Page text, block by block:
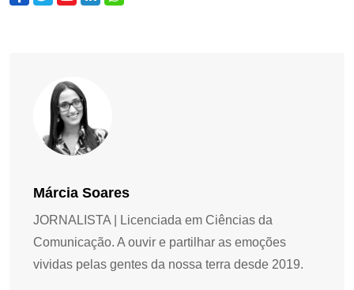
Márcia Soares
JORNALISTA | Licenciada em Ciências da
Comunicação. A ouvir e partilhar as emoções
vividas pelas gentes da nossa terra desde 2019.